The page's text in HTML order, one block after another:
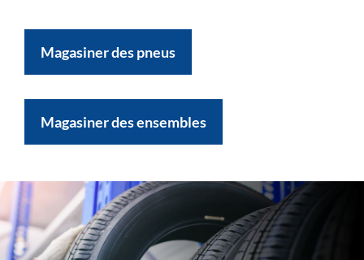
Magasiner des pneus
Magasiner des ensembles